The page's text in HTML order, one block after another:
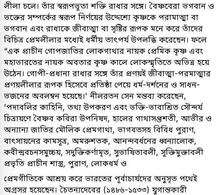
লীলা চলে। তাঁর স্বরূপভূতা শক্তি রাধার সঙ্গে। বৈষ্ণবেরা ভগবান ও
ভক্তের সম্পর্কের স্বরূপ নির্ণয়ের উদ্দেশ্যে কৃষ্ণকে পরামাত্মা বা
ভগবান এবং রাধাকে জীবাত্মা বা সৃষ্টির রূপক মনে করে তাঁদের
বিচিত্র প্রেমলীলার মধ্যেই ধর্মীয় তাৎপর্য উপলব্ধি করেছেন। ফলে
“এক প্রাচীন গোপজাতির লোকগাথার নায়ক প্রেমিক কৃষ্ণ এবং
মহাভারতের নায়ক অবতার কৃষ্ণ কালে লোকস্মৃতিতে অভিন্ন হয়ে
উঠেন। গোপী-প্রধানা রাধার সঙ্গে তাঁর প্রণয়ই জীবাত্মা-পরমাত্মার
প্রণয়লীলার রূপক হিসেবে প্রতিষ্ঠা পেয়ে ধর্ম-দর্শনের ও সাধন-
ভজনের অবলম্বন হয়েছে।' নীলরতন সেন মন্তব্য করেছেন,
'পদাবলির কাহিনি, তথ্য উপকরণ এবং ভক্তি-ভাবাশ্রিত সৌন্দর্য
চিত্রায়ণে বৈষ্ণব কবিরা উপনিষদ, হালের গাথাসপ্তশতী, আভীর ও
অন্যান্য জাতির মৌলিক প্রেমগাথা, ভাগবতসহ বিবিধ পুরাণ,
বাৎসায়নের কামসূত্র, অমরুশতক, আনন্দবর্ধনের ধ্বন্যালোক,
কবীন্দ্রবচনসমুচ্চয়, সদুক্তিকর্ণামৃত, সুভাষিতাবলী, সূক্তিমুক্তাবলী
প্রভৃতি প্রাচীন শাস্ত্র, পুরাণ, লোকধর্ম ও
প্রেমগীতিকে আশ্রয় করে ভারতের পূর্বাচার্যদের অনুসৃত পথেই
অগ্রসর হয়েছেন। চৈতন্যদেবের (১৪৮৬-১৫৩৩) যুগান্তকারী